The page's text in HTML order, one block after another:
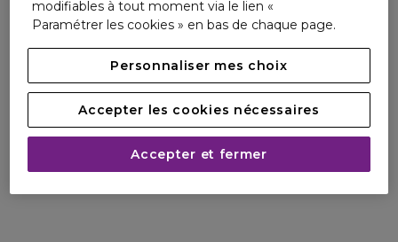
modifiables à tout moment via le lien «
Paramétrer les cookies » en bas de chaque page.
Personnaliser mes choix
Accepter les cookies nécessaires
Accepter et fermer